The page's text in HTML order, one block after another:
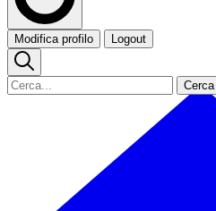
Modifica profilo Logout
Cerca